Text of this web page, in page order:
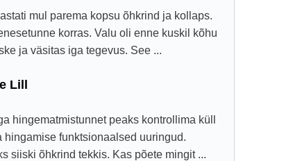
mul parema kopsu õhkrind ja kollaps.
korras. Valu oli enne kuskil kõhu
ja väsitas iga tegevus. See ...
Lill
hingematmistunnet peaks kontrollima küll
funktsionaalsed uuringud.
siiski õhkrind tekkis. Kas põete mingit ...